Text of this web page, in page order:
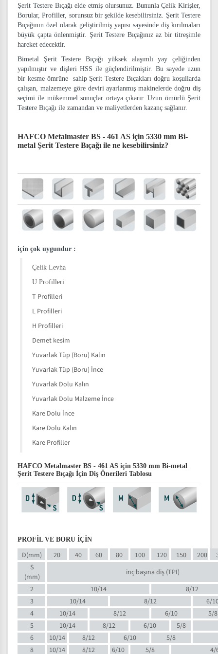
Şerit Testere Bıçağı elde etmiş olursunuz. Bununla Çelik Kirişler,
Borular, Profiller, sorunsuz bir şekilde kesebilirsiniz. Şerit Testere
Bıçağının özel olarak geliştirilmiş yapısı sayesinde diş kırılmaları
büyük çapta önlenmiştir. Şerit Testere Bıçağınız az bir titreşimle
hareket edecektir.
Bimetal Şerit Testere Bıçağı yüksek alaşımlı yay çeliğinden
yapılmıştır ve dişleri HSS ile güçlendirilmiştir. Bu sayede uzun
bir kesme ömrüne sahip Şerit Testere Bıçakları doğru koşullarda
çalışan, malzemeye göre deviri ayarlanmış makinelerde doğru diş
seçimi ile mükemmel sonuçlar ortaya çıkarır. Uzun ömürlü Şerit
Testere Bıçağı ile zamandan ve maliyetlerden kazanç sağlanır.
HAFCO Metalmaster BS - 461 AS için 5330 mm Bi-
metal Şerit Testere Bıçağı ile ne kesebilirsiniz?
için çok uygundur :
Çelik Levha
U Profilleri
T Profilleri
L Profilleri
H Profilleri
Demet kesim
Yuvarlak Tüp (Boru) Kalın
Yuvarlak Tüp (Boru) İnce
Yuvarlak Dolu Kalın
Yuvarlak Dolu Malzeme İnce
Kare Dolu İnce
Kare Dolu Kalın
Kare Profiller
HAFCO Metalmaster BS - 461 AS için 5330 mm Bi-metal
Şerit Testere Bıçağı İçin Diş Önerileri Tablosu
PROFİL VE BORU İÇİN
D(mm) 20 40 60 80 100 120 150 200
S
(mm)
inç başına diş (TPI)
2
10/14
8/12
3
10/14 8/12
6/
4
10/14 8/12 6/10
5/8
5
10/14 8/12 6/10
5/8
6
10/14 8/12 6/10
5/8
8
10/14 8/12 6/10 5/8
4/